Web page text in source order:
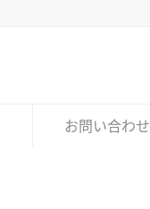
お問い合わせ